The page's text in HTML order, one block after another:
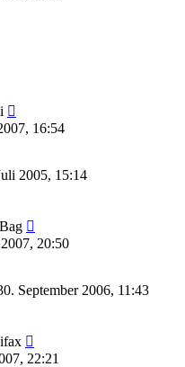
16:54
2005, 15:14
20:50
September 2006, 11:43
22:21